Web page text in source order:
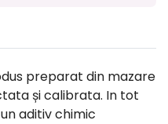
preparat din mazare
și calibrata. In tot
aditiv chimic